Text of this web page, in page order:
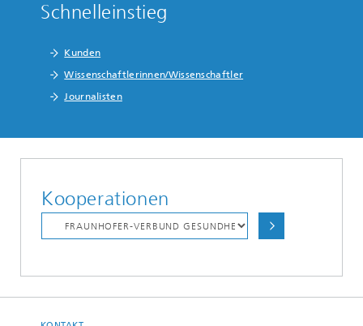
Schnelleinstieg
Kunden
Wissenschaftlerinnen/Wissenschaftler
Journalisten
Kooperationen